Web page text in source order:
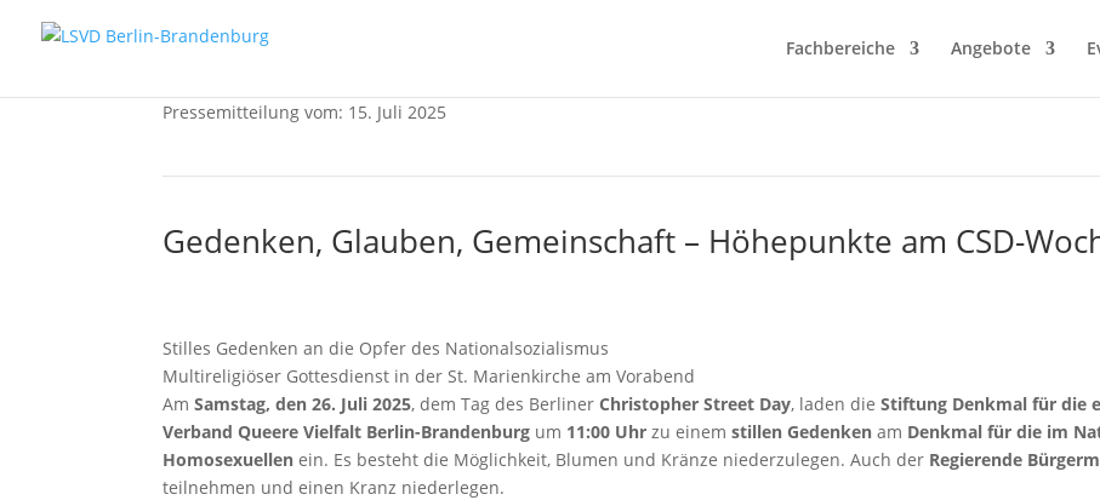
Fachbereiche Angebote
Pressemitteilung vom: 15. Juli 2025
Gedenken, Glauben, Gemeinschaft – Höhepunkte am CSD-
Stilles Gedenken an die Opfer des Nationalsozialismus
Multireligiöser Gottesdienst in der St. Marienkirche am Vorabend
AmSamstag, den 26. Juli 2025, dem Tag des BerlinerChristopher Street Day, laden dieStiftung Denkmal für die
Verband Queere Vielfalt Berlin-Brandenburg um 11:00 Uhr zu einemstillen Gedenken am Denkmal für die im
Homosexuellen ein. Es besteht die Möglichkeit, Blumen und Kränze niederzulegen. Auch der Regierende
teilnehmen und einen Kranz niederlegen.